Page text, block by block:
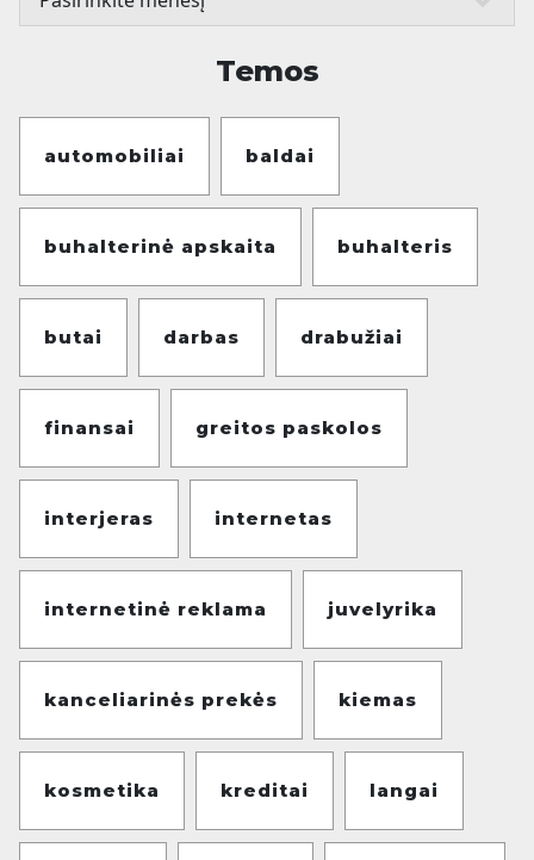
Temos
automobiliai baldai
buhalterinė apskaita buhalteris
butai darbas drabužiai
finansai greitos paskolos
interjeras internetas
internetinė reklama juvelyrika
kanceliarinės prekės kiemas
kosmetika kreditai langai